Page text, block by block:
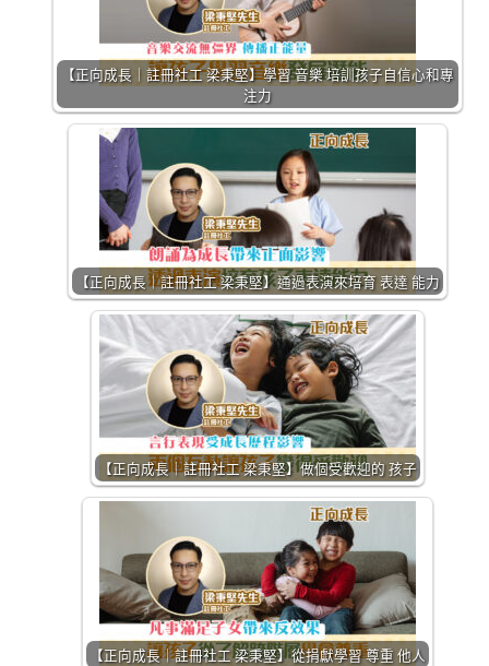
【正向成長｜註冊社工 梁秉堅】學習 音樂 培訓孩子自信心和專
注力
【正向成長｜註冊社工 梁秉堅】通過表演來培育 表達 能力
【正向成長｜註冊社工 梁秉堅】做個受歡迎的 孩子
【正向成長｜註冊社工 梁秉堅】從捐獻學習 尊重 他人